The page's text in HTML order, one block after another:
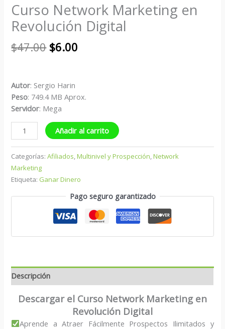
Curso Network Marketing en
Revolución Digital
$47.00 $6.00
Autor: Sergio Harin
Peso: 749.4 MB Aprox.
Servidor: Mega
Añadir al carrito
Categorías:Afiliados,Multinivel y Prospección,Network
Marketing
Etiqueta: Ganar Dinero
Pago seguro garantizado
Descripción
Descargar el Curso Network Marketing en
Revolución Digital
Aprende a Atraer Fácilmente Prospectos Ilimitados y